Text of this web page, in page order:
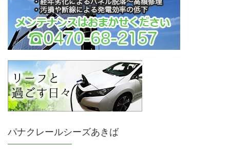
パナクレールシーズあきば